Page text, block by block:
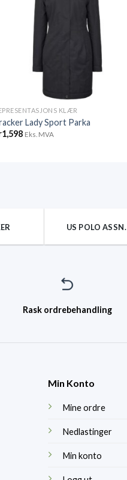
KLÆR
Lady Sport Parka
1,598 Eks. MVA
US POLO ASSN.
Rask ordrebehandling
Min Konto
Mine ordre
Nedlastinger
Min konto